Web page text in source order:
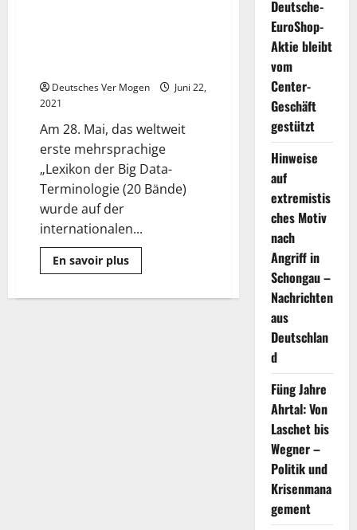
Deutsches Ver Mogen
Juni 22,
2021
Am 28. Mai, das weltweit
erste mehrsprachige
„Lexikon der Big Data-
Terminologie (20 Bände)
wurde auf der
internationalen...
En savoir plusMehr
Informationen
global
Deutsche-
EuroShop-
Aktie bleibt
vom
Center-
Geschäft
gestützt
Hinweise
auf
extremistis
ches Motiv
nach
Angriff in
Schongau –
Nachrichten
aus
Deutschlan
d
Füng Jahre
Ahrtal: Von
Laschet bis
Wegner –
Politik und
Krisenmana
gement